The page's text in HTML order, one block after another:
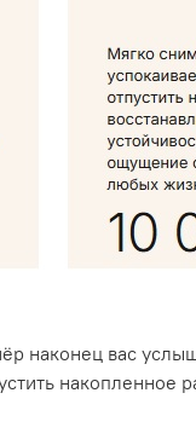
наконец вас
накопленное